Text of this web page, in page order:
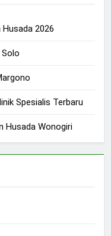
2026
Solo
Spesialis Terbaru
Husada Wonogiri